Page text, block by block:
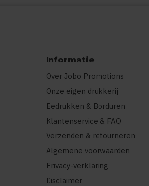
Informatie
Over Jobo Promotions
Onze eigen drukkerij
Bedrukken & Borduren
Klantenservice & FAQ
Verzenden & retourneren
Algemene voorwaarden
Privacy-verklaring
Disclaimer